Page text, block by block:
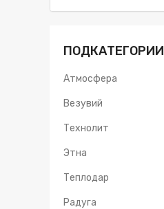
ПОДКАТЕГОРИИ
Атмосфера
Везувий
Технолит
Этна
Теплодар
Радуга